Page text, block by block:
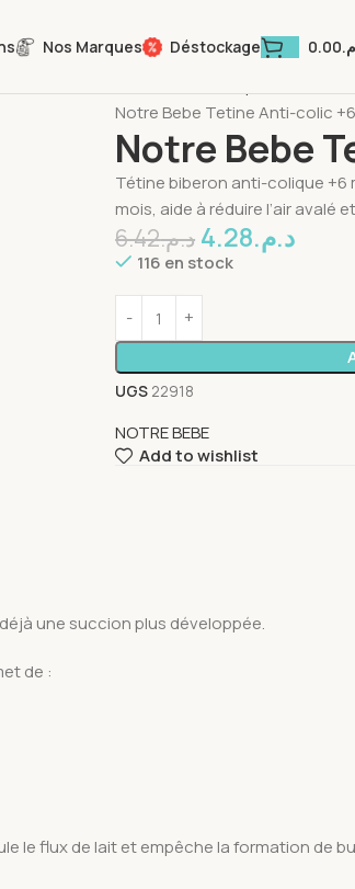
Nos Marques Déstockage 0.00
Notre Bebe Tetine Anti-colic
Notre Bebe
Tétine biberon anti-colique +6
mois, aide à réduire l’air avalé
د.م.6.42 د.م.4.28
116 en stock
UGS 22918
NOTRE BEBE
Add to wishlist
une succion plus développée.
de :
flux de lait et empêche la formation de